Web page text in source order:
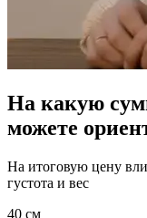
На какую
можете
На итоговую цену
густота и вес
40 см